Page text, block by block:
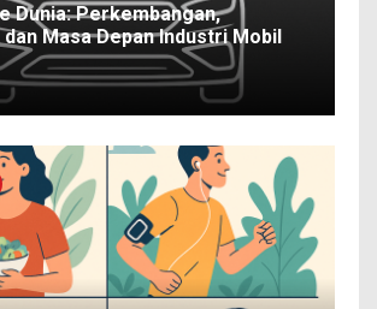
Dunia: Perkembangan,
Masa Depan Industri Mobil